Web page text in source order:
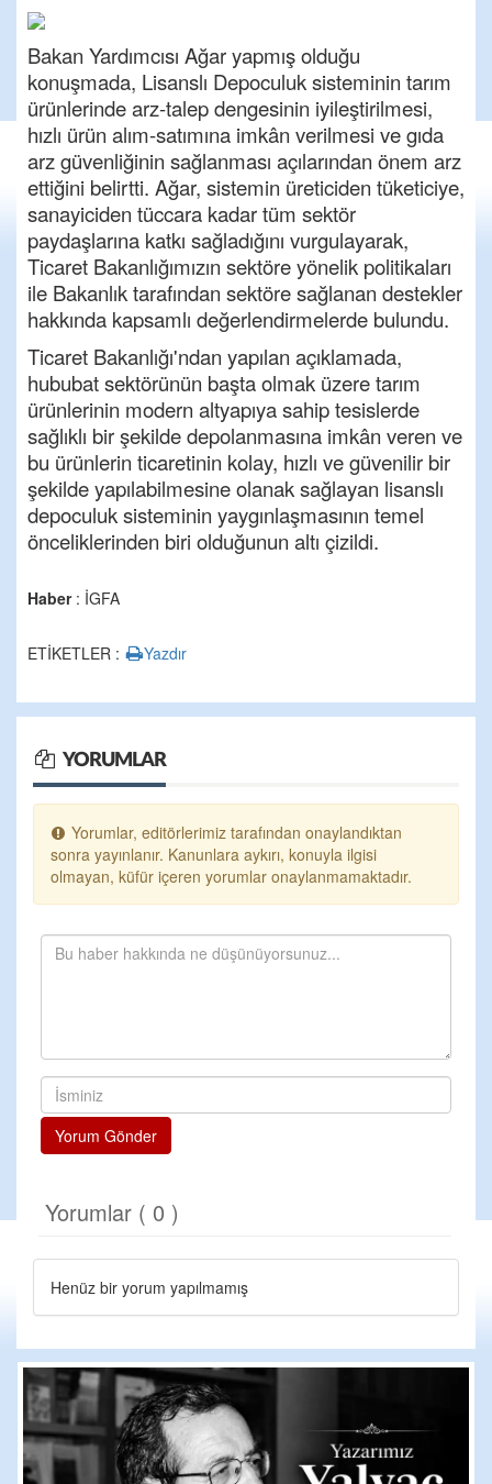
Bakan Yardımcısı Ağar yapmış olduğu
konuşmada, Lisanslı Depoculuk sisteminin tarım
ürünlerinde arz-talep dengesinin iyileştirilmesi,
hızlı ürün alım-satımına imkân verilmesi ve gıda
arz güvenliğinin sağlanması açılarından önem arz
ettiğini belirtti. Ağar, sistemin üreticiden tüketiciye,
sanayiciden tüccara kadar tüm sektör
paydaşlarına katkı sağladığını vurgulayarak,
Ticaret Bakanlığımızın sektöre yönelik politikaları
ile Bakanlık tarafından sektöre sağlanan destekler
hakkında kapsamlı değerlendirmelerde bulundu.
Ticaret Bakanlığı'ndan yapılan açıklamada,
hububat sektörünün başta olmak üzere tarım
ürünlerinin modern altyapıya sahip tesislerde
sağlıklı bir şekilde depolanmasına imkân veren ve
bu ürünlerin ticaretinin kolay, hızlı ve güvenilir bir
şekilde yapılabilmesine olanak sağlayan lisanslı
depoculuk sisteminin yaygınlaşmasının temel
önceliklerinden biri olduğunun altı çizildi.
Haber: İGFA
ETİKETLER : Yazdır
YORUMLAR
Yorumlar, editörlerimiz tarafından onaylandıktan
sonra yayınlanır. Kanunlara aykırı, konuyla ilgisi
olmayan, küfür içeren yorumlar onaylanmamaktadır.
Yorum Gönder
Yorumlar ( 0 )
Henüz bir yorum yapılmamış